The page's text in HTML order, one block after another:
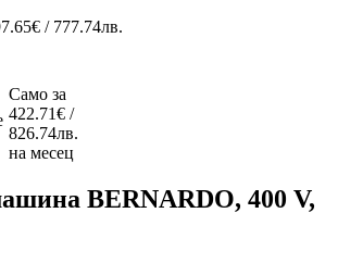
/ 777.74лв.
Само за
422.71€ /
826.74лв.
на месец
BERNARDO, 400 V,